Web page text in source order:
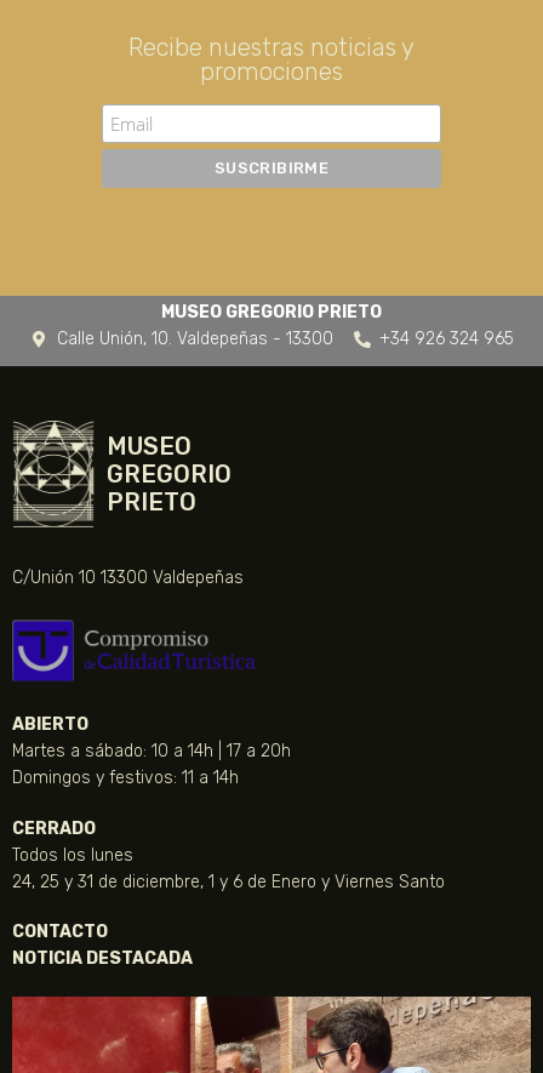
Recibe nuestras noticias y
promociones
MUSEO GREGORIO PRIETO
Calle Unión, 10. Valdepeñas - 13300
+34 926 324 965
MUSEO
GREGORIO
PRIETO
C/Unión 10 13300 Valdepeñas
ABIERTO
Martes a sábado: 10 a 14h | 17 a 20h
Domingos y festivos: 11 a 14h
CERRADO
Todos los lunes
24, 25 y 31 de diciembre, 1 y 6 de Enero y Viernes Santo
CONTACTO
NOTICIA DESTACADA